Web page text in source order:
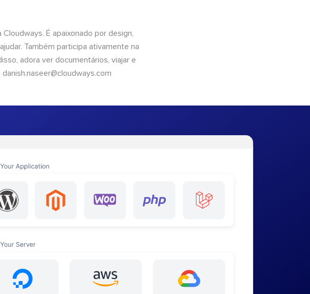
É apaixonado por design,
Também participa ativamente na
adora ver documentários, viajar e
danish.naseer@cloudways.com